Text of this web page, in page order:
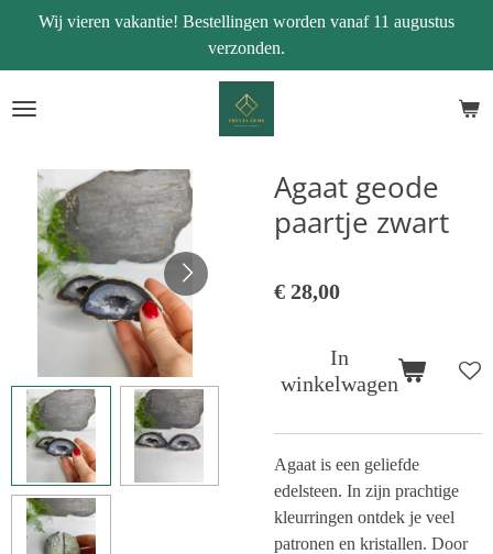
naar
de
Wij vieren vakantie! Bestellingen worden vanaf 11 augustus
verzonden.
Agaat geode
paartje zwart
€ 28,00
In
winkelwagen
Agaat is een geliefde
edelsteen. In zijn prachtige
kleurringen ontdek je veel
patronen en kristallen. Door